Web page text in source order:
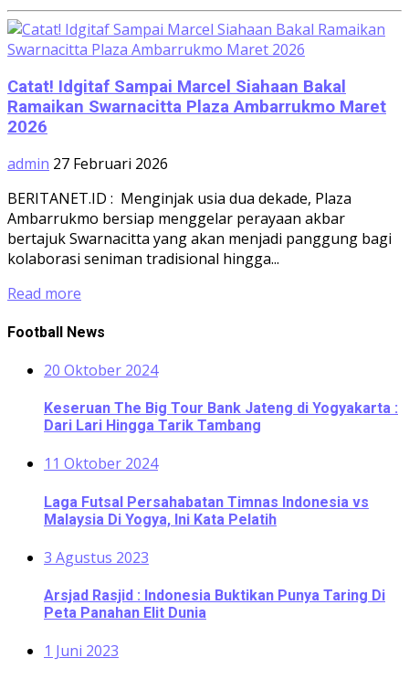
Catat! Idgitaf Sampai Marcel Siahaan Bakal
Ramaikan Swarnacitta Plaza Ambarrukmo Maret
2026
admin 27 Februari 2026
BERITANET.ID : Menginjak usia dua dekade, Plaza
Ambarrukmo bersiap menggelar perayaan akbar
bertajuk Swarnacitta yang akan menjadi panggung bagi
kolaborasi seniman tradisional hingga...
Read more
Football News
20 Oktober 2024
Keseruan The Big Tour Bank Jateng di Yogyakarta :
Dari Lari Hingga Tarik Tambang
11 Oktober 2024
Laga Futsal Persahabatan Timnas Indonesia vs
Malaysia Di Yogya, Ini Kata Pelatih
3 Agustus 2023
Arsjad Rasjid : Indonesia Buktikan Punya Taring Di
Peta Panahan Elit Dunia
1 Juni 2023